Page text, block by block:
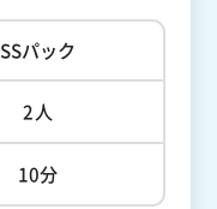
SSパック
2人
10分